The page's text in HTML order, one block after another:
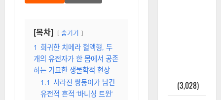
[목차] 숨기기
1 희귀한 치메라 혈액형, 두
개의 유전자가 한 몸에서 공존
하는 기묘한 생물학적 현상
1.1 사라진 쌍둥이가 남긴
유전적 흔적 ‘바니싱 트윈’
(3,028)